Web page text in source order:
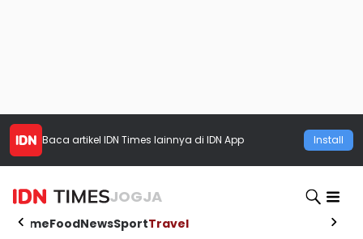
Baca artikel IDN Times lainnya di IDN App Install
JOGJA
HomeFoodNewsSportTravel